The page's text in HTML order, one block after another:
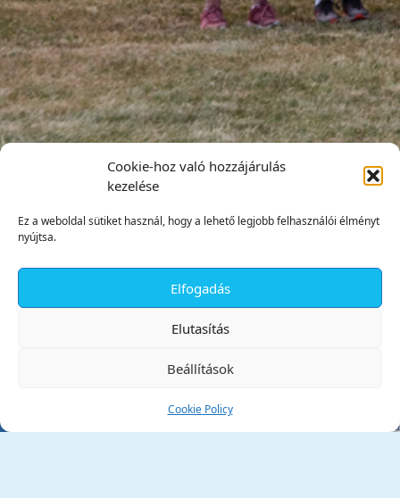
Cookie-hoz való hozzájárulás
kezelése
Ez a weboldal sütiket használ, hogy a lehető legjobb felhasználói élményt
nyújtsa.
Elfogadás
Elutasítás
Beállítások
Cookie Policy
Tata Város Önkormányzata
✕